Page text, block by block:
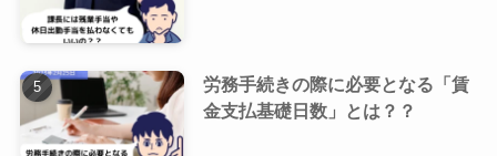
労務手続きの際に必要となる「賃
金支払基礎日数」とは？？